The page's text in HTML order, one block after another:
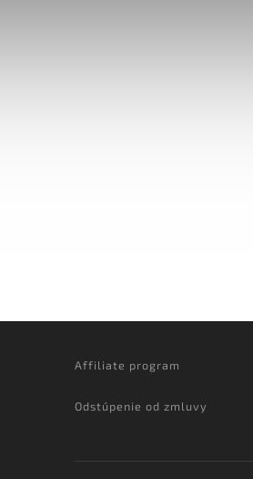
Affiliate program
Odstúpenie od zmluvy